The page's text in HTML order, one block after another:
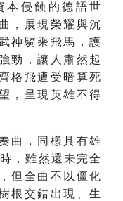
本侵蝕的德語世
，展現榮耀與沉
神騎乘飛馬，護
勁，讓人肅然起
格飛遭受暗算死
，呈現英雄不得
曲，同樣具有雄
，雖然還未完全
但全曲不以僵化
根交錯出現、生